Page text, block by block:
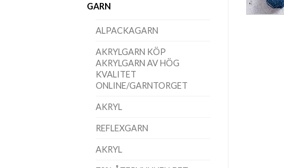
GARN
ALPACKAGARN
AKRYLGARN KÖP
AKRYLGARN AV HÖG
KVALITET
ONLINE/GARNTORGET
AKRYL
REFLEXGARN
AKRYL